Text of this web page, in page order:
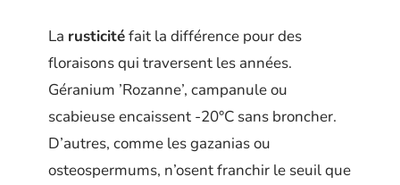
La rusticitéfait la différence pour des
floraisons qui traversent les années.
Géranium ’Rozanne’, campanule ou
scabieuse encaissent -20°C sans broncher.
D’autres, comme les gazanias ou
osteospermums, n’osent franchir le seuil que